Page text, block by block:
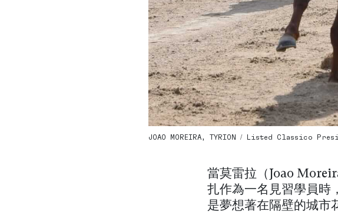
JOAO MOREIRA, TYRION / Listed Classico
當莫雷拉（Joao
扎作為一名見習學員時
是夢想著在隔壁的城市